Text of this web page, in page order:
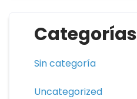
Categorías
Sin categoría
Uncategorized